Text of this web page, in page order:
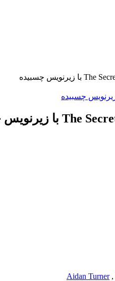
Aidan Turner,